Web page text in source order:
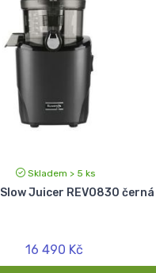
Skladem > 5 ks
Juicer REVO830
16 490 Kč